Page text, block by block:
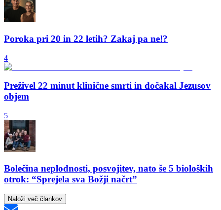
Poroka pri 20 in 22 letih? Zakaj pa ne!?
4
Preživel 22 minut klinične smrti in dočakal Jezusov
objem
5
Bolečina neplodnosti, posvojitev, nato še 5 bioloških
otrok: “Sprejela sva Božji načrt”
Naloži več člankov